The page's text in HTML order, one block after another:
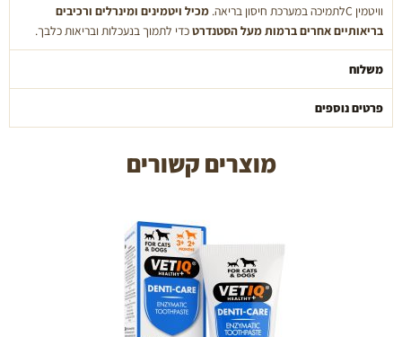
וויטמין Cלתמיכה במערכת חיסון בריאה.
מכיל ויטמינים ומינרלים ורכיבים
בריאותיים אחרים ברמות מעל הסטנדרטכדי לתמוך בנעכלות ובריאות כלבך.
משלוח
פרטים נוספים
מוצרים קשורים